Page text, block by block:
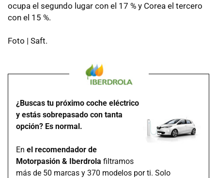
ocupa el segundo lugar con el 17 % y Corea el tercero
con el 15 %.
Foto | Saft.
¿Buscas tu próximo coche eléctrico
y estás sobrepasado con tanta
opción? Es normal.
En el recomendador de
Motorpasión & Iberdrola filtramos
más de 50 marcas y 370 modelos por ti. Solo